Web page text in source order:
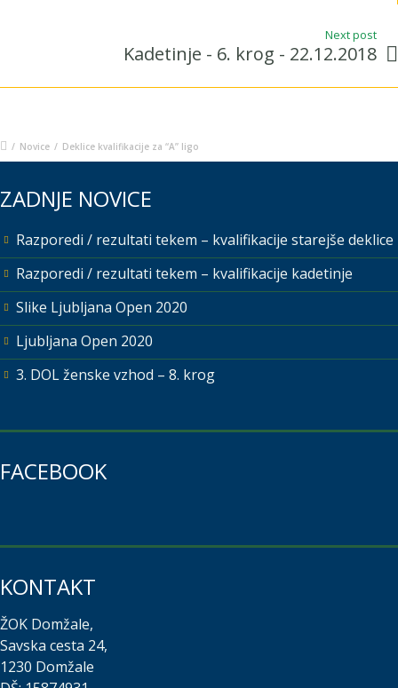
Next post
Kadetinje - 6. krog - 22.12.2018
/ Novice / Deklice kvalifikacije za “A” ligo
ZADNJE NOVICE
Razporedi / rezultati tekem – kvalifikacije starejše deklice
Razporedi / rezultati tekem – kvalifikacije kadetinje
Slike Ljubljana Open 2020
Ljubljana Open 2020
3. DOL ženske vzhod – 8. krog
FACEBOOK
KONTAKT
ŽOK Domžale,
Savska cesta 24,
1230 Domžale